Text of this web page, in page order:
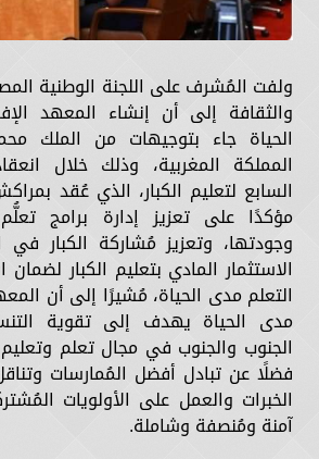
ولفت المُشرف على اللجنة الوطنية
والثقافة إلى أن إنشاء المعهد
الحياة جاء بتوجيهات من الملك
المملكة المغربية، وذلك خلال
مؤكدًا على تعزيز إدارة برامج
وجودتها، وتعزيز مُشاركة الكبار في
الاستثمار المادي بتعليم الكبار
التعلم مدى الحياة، مُشيرًا إلى أن
مدى الحياة يهدف إلى تقوية
الجنوب والجنوب في مجال تعلم وتعليم
فضلًا عن تبادل أفضل المُمارسات
الخبرات والعمل على الأولويات
آمنة ومُنصفة وشاملة.